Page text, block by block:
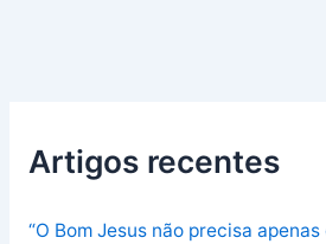
Artigos recentes
“O Bom Jesus não precisa